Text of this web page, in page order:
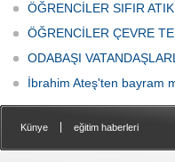
ÖĞRENCİLER SIFIR
ÖĞRENCİLER ÇEVRE
ODABAŞI
İbrahim Ateş'ten bayram
Künye eğitim haberleri